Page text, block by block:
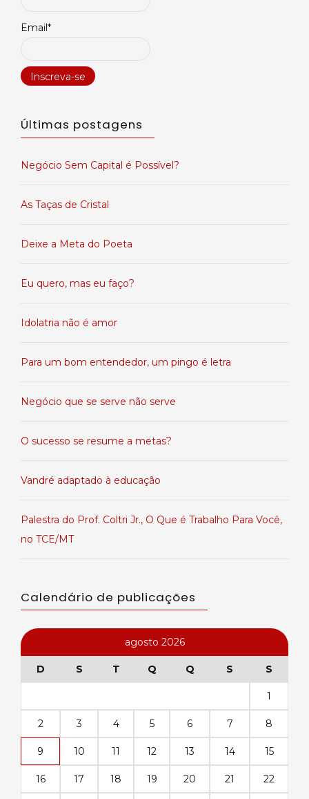
Email*
Últimas postagens
Negócio Sem Capital é Possível?
As Taças de Cristal
Deixe a Meta do Poeta
Eu quero, mas eu faço?
Idolatria não é amor
Para um bom entendedor, um pingo é letra
Negócio que se serve não serve
O sucesso se resume a metas?
Vandré adaptado à educação
Palestra do Prof. Coltri Jr., O Que é Trabalho Para Você,
no TCE/MT
Calendário de publicações
agosto 2026
D S T Q Q S S
1
2 3 4 5 6 7 8
9 10 11 12 13 14 15
16 17 18 19 20 21 22